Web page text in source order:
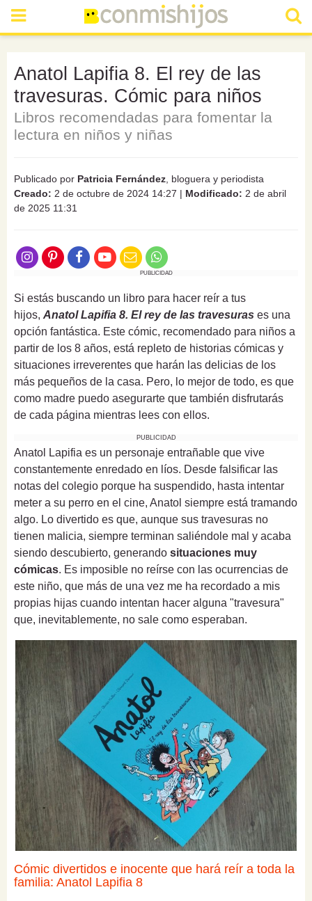
Anatol Lapifia 8. El rey de las
travesuras. Cómic para niños
Libros recomendadas para fomentar la
lectura en niños y niñas
Publicado por Patricia Fernández , bloguera y periodista
Creado: 2 de octubre de 2024 14:27 | Modificado: 2 de abril
de 2025 11:31
PUBLICIDAD
Si estás buscando un libro para hacer reír a tus
hijos, Anatol Lapifia 8. El rey de las travesuras es una
opción fantástica. Este cómic, recomendado para niños a
partir de los 8 años, está repleto de historias cómicas y
situaciones irreverentes que harán las delicias de los
más pequeños de la casa. Pero, lo mejor de todo, es que
como madre puedo asegurarte que también disfrutarás
de cada página mientras lees con ellos.
PUBLICIDAD
Anatol Lapifia es un personaje entrañable que vive
constantemente enredado en líos. Desde falsificar las
notas del colegio porque ha suspendido, hasta intentar
meter a su perro en el cine, Anatol siempre está tramando
algo. Lo divertido es que, aunque sus travesuras no
tienen malicia, siempre terminan saliéndole mal y acaba
siendo descubierto, generando situaciones muy
cómicas. Es imposible no reírse con las ocurrencias de
este niño, que más de una vez me ha recordado a mis
propias hijas cuando intentan hacer alguna "travesura"
que, inevitablemente, no sale como esperaban.
Cómic divertidos e inocente que hará reír a toda la
familia: Anatol Lapifia 8